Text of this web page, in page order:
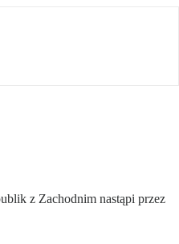
z Zachodnim nastąpi przez